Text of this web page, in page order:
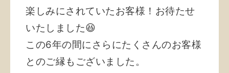
楽しみにされていたお客様！お待たせ
いたしました😆
この6年の間にさらにたくさんのお客様
とのご縁もございました。